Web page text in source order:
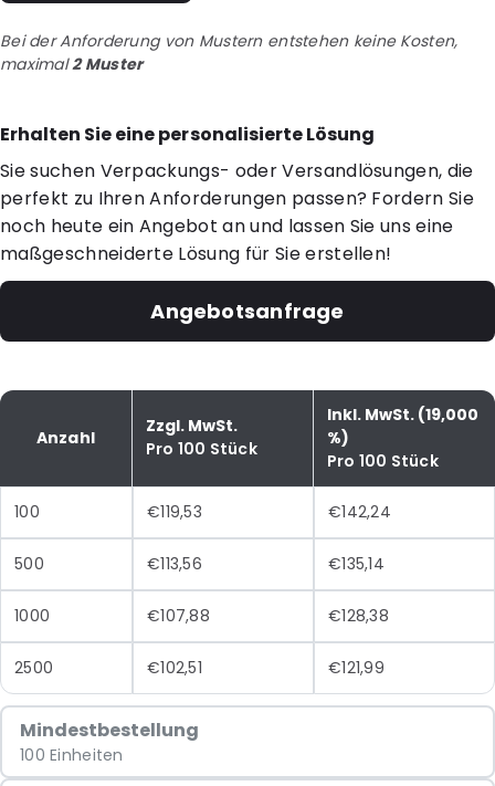
Bei der Anforderung von Mustern entstehen keine Kosten,
maximal2 Muster
Erhalten Sie eine personalisierte Lösung
Sie suchen Verpackungs- oder Versandlösungen, die
perfekt zu Ihren Anforderungen passen? Fordern Sie
noch heute ein Angebot an und lassen Sie uns eine
maßgeschneiderte Lösung für Sie erstellen!
Angebotsanfrage
Anzahl
Zzgl. MwSt.
Pro 100 Stück
Inkl. MwSt. (19,000
%)
Pro 100 Stück
100 €119,53 €142,24
500 €113,56 €135,14
1000 €107,88 €128,38
2500 €102,51 €121,99
Mindestbestellung
100 Einheiten